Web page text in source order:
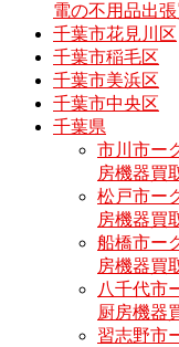
電の不用品出張
千葉市花見川区
千葉市稲毛区
千葉市美浜区
千葉市中央区
千葉県
市川市ー
房機器買
松戸市ー
房機器買
船橋市ー
房機器買
八千代市
厨房機器
習志野市